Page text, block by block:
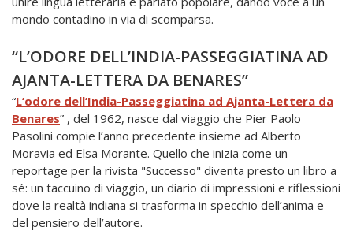
mondo contadino in via di scomparsa.
“L’ODORE DELL’INDIA-PASSEGGIATINA AD
AJANTA-LETTERA DA BENARES”
“L’odore dell’India-Passeggiatina ad Ajanta-Lettera da
Benares” , del 1962, nasce dal viaggio che Pier Paolo
Pasolini compie l’anno precedente insieme ad Alberto
Moravia ed Elsa Morante. Quello che inizia come un
reportage per la rivista "Successo" diventa presto un libro a
sé: un taccuino di viaggio, un diario di impressioni e riflessioni
dove la realtà indiana si trasforma in specchio dell’anima e
del pensiero dell’autore.